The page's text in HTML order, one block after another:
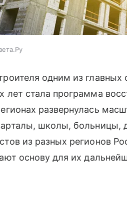
одним из главных
лет стала программа
развернулась
школы, больницы,
из разных регионов
основу для их